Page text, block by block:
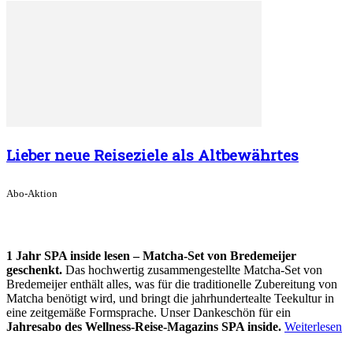
Lieber neue Reiseziele als Altbewährtes
Abo-Aktion
1 Jahr SPA inside lesen – Matcha-Set von Bredemeijer
geschenkt. Das hochwertig zusammengestellte Matcha-Set von
Bredemeijer enthält alles, was für die traditionelle Zubereitung von
Matcha benötigt wird, und bringt die jahrhundertealte Teekultur in
eine zeitgemäße Formsprache. Unser Dankeschön für ein
Jahresabo des Wellness-Reise-Magazins SPA inside. Weiterlesen